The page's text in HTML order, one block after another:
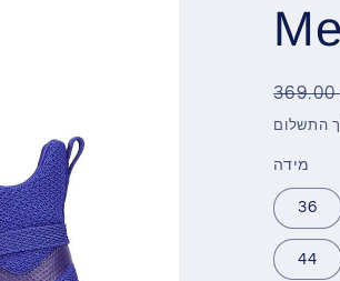
מחיר
רגיל
מידה
36
44